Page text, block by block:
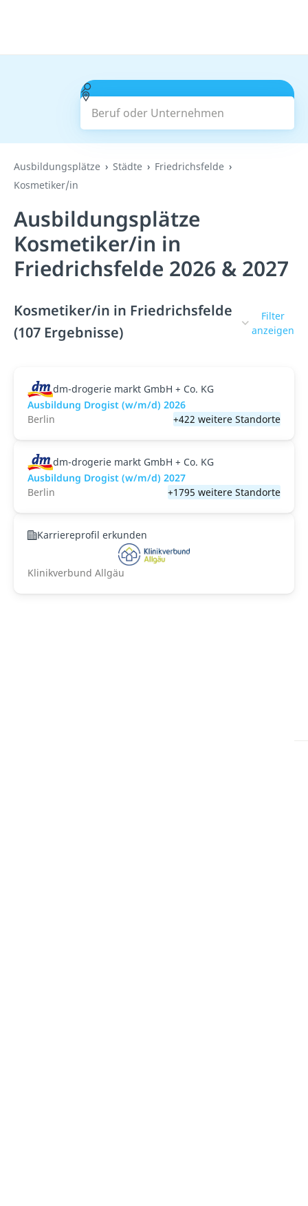
Beruf oder Unternehmen
Suchen
Ausbildungsplätze Städte
Friedrichsfelde
Kosmetiker/in
Ausbildungsplätze
Kosmetiker/in in
Friedrichsfelde 2026 & 2027
Kosmetiker/in in Friedrichsfelde
(107 Ergebnisse)
Filter
anzeigen
dm-drogerie markt GmbH + Co. KG
Ausbildung Drogist (w/m/d) 2026
Berlin
+422 weitere Standorte
dm-drogerie markt GmbH + Co. KG
Ausbildung Drogist (w/m/d) 2027
Berlin
+1795 weitere Standorte
Karriereprofil erkunden
Klinikverbund Allgäu